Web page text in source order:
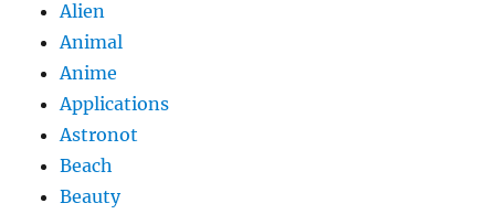
Alien
Animal
Anime
Applications
Astronot
Beach
Beauty